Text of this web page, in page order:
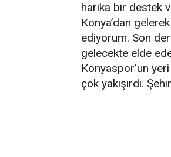
harika bir destek
Konya’dan
ediyorum. Son
gelecekte elde
Konyaspor’un
çok yakışırdı.